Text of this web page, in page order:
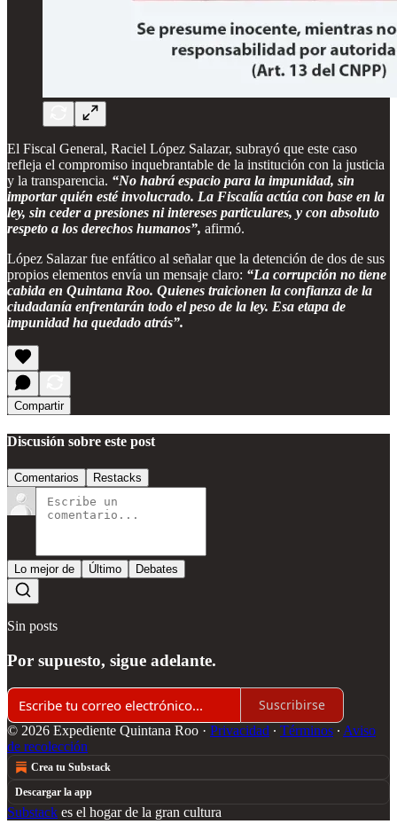
El Fiscal General, Raciel López Salazar, subrayó que este caso
refleja el compromiso inquebrantable de la institución con la justicia
y la transparencia. “No habrá espacio para la impunidad, sin
importar quién esté involucrado. La Fiscalía actúa con base en la
ley, sin ceder a presiones ni intereses particulares, y con absoluto
respeto a los derechos humanos”, afirmó.
López Salazar fue enfático al señalar que la detención de dos de sus
propios elementos envía un mensaje claro: “La corrupción no tiene
cabida en Quintana Roo. Quienes traicionen la confianza de la
ciudadanía enfrentarán todo el peso de la ley. Esa etapa de
impunidad ha quedado atrás”.
Compartir
Discusión sobre este post
Comentarios Restacks
Lo mejor de Último Debates
Sin posts
Por supuesto, sigue adelante.
Suscribirse
© 2026 Expediente Quintana Roo · Privacidad ∙ Términos ∙ Aviso
de recolección
Crea tu Substack
Descargar la app
Substack es el hogar de la gran cultura